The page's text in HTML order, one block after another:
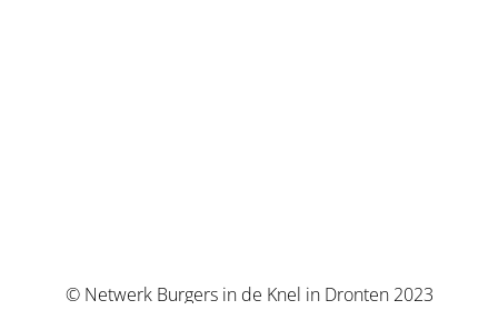
© Netwerk Burgers in de Knel in Dronten 2023